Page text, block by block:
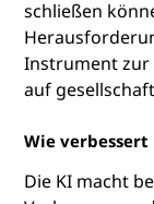
schließen
Instrument zur
auf
Wie
Die KI macht